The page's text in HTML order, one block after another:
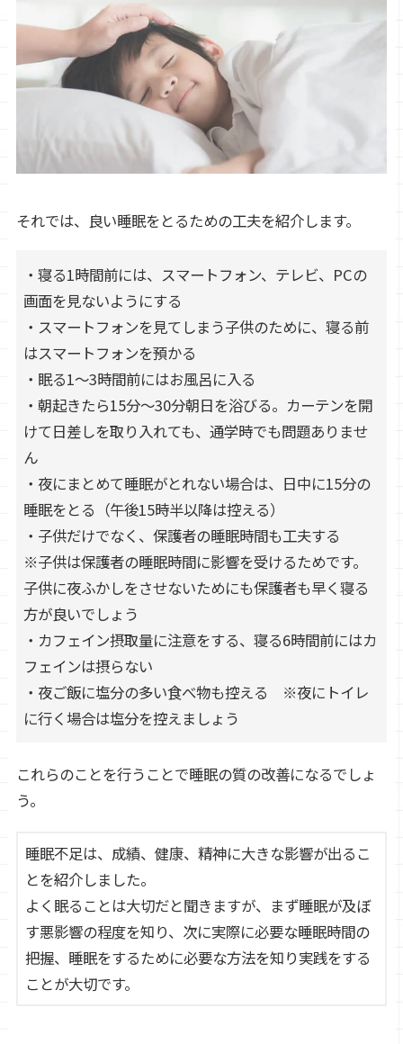
それでは、良い睡眠をとるための工夫を紹介します。
・寝る1時間前には、スマートフォン、テレビ、PCの
画面を見ないようにする
・スマートフォンを見てしまう子供のために、寝る前
はスマートフォンを預かる
・眠る1～3時間前にはお風呂に入る
・朝起きたら15分～30分朝日を浴びる。カーテンを開
けて日差しを取り入れても、通学時でも問題ありませ
ん
・夜にまとめて睡眠がとれない場合は、日中に15分の
睡眠をとる（午後15時半以降は控える）
・子供だけでなく、保護者の睡眠時間も工夫する
※子供は保護者の睡眠時間に影響を受けるためです。
子供に夜ふかしをさせないためにも保護者も早く寝る
方が良いでしょう
・カフェイン摂取量に注意をする、寝る6時間前にはカ
フェインは摂らない
・夜ご飯に塩分の多い食べ物も控える ※夜にトイレ
に行く場合は塩分を控えましょう
これらのことを行うことで睡眠の質の改善になるでしょ
う。
睡眠不足は、成績、健康、精神に大きな影響が出るこ
とを紹介しました。
よく眠ることは大切だと聞きますが、まず睡眠が及ぼ
す悪影響の程度を知り、次に実際に必要な睡眠時間の
把握、睡眠をするために必要な方法を知り実践をする
ことが大切です。